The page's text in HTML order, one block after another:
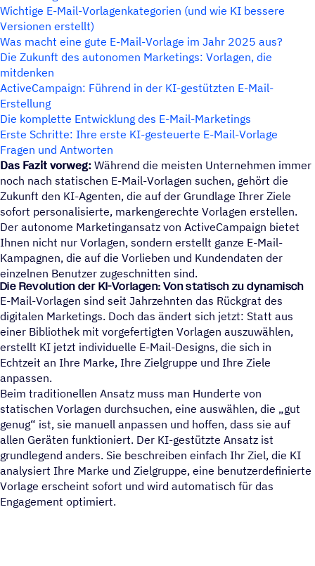
Wichtige E-Mail-Vorlagenkategorien (und wie KI bessere
Versionen erstellt)
Was macht eine gute E-Mail-Vorlage im Jahr 2025 aus?
Die Zukunft des autonomen Marketings: Vorlagen, die
mitdenken
ActiveCampaign: Führend in der KI-gestützten E-Mail-
Erstellung
Die komplette Entwicklung des E-Mail-Marketings
Erste Schritte: Ihre erste KI-gesteuerte E-Mail-Vorlage
Fragen und Antworten
Das Fazit vorweg: Während die meisten Unternehmen immer
noch nach statischen E-Mail-Vorlagen suchen, gehört die
Zukunft den KI-Agenten, die auf der Grundlage Ihrer Ziele
sofort personalisierte, markengerechte Vorlagen erstellen.
Der autonome Marketingansatz von ActiveCampaign bietet
Ihnen nicht nur Vorlagen, sondern erstellt ganze E-Mail-
Kampagnen, die auf die Vorlieben und Kundendaten der
einzelnen Benutzer zugeschnitten sind.
Die Revo­lu­tion der KI-Vorla­gen: Von statisch zu dynamisch
E-Mail-Vorlagen sind seit Jahrzehnten das Rückgrat des
digitalen Marketings. Doch das ändert sich jetzt: Statt aus
einer Bibliothek mit vorgefertigten Vorlagen auszuwählen,
erstellt KI jetzt individuelle E-Mail-Designs, die sich in
Echtzeit an Ihre Marke, Ihre Zielgruppe und Ihre Ziele
anpassen.
Beim traditionellen Ansatz muss man Hunderte von
statischen Vorlagen durchsuchen, eine auswählen, die „gut
genug“ ist, sie manuell anpassen und hoffen, dass sie auf
allen Geräten funktioniert. Der KI-gestützte Ansatz ist
grundlegend anders. Sie beschreiben einfach Ihr Ziel, die KI
analysiert Ihre Marke und Zielgruppe, eine benutzerdefinierte
Vorlage erscheint sofort und wird automatisch für das
Engagement optimiert.